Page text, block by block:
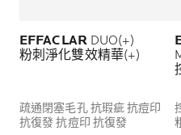
EFFACLAR DUO(+)
粉刺淨化雙效精華(+)
疏通閉塞毛孔 抗瑕疵 抗痘印
抗復發 抗痘印 抗復發